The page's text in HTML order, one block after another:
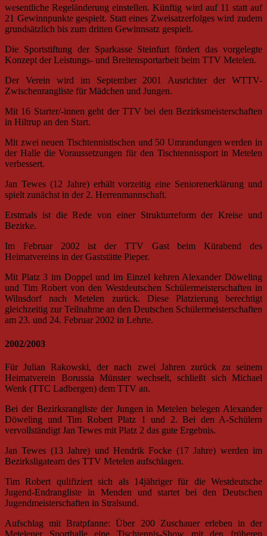
wesentliche Regeländerung einstellen. Künftig wird auf 11 statt auf
21 Gewinnpunkte gespielt. Statt eines Zweisatzerfolges wird zudem
grundsätzlich bis zum dritten Gewinnsatz gespielt.
Die Sportstiftung der Sparkasse Steinfurt fördert das vorgelegte
Konzept der Leistungs- und Breitensportarbeit beim TTV Metelen.
Der Verein wird im September 2001 Ausrichter der WTTV-
Zwischenrangliste für Mädchen und Jungen.
Mit 16 Starter/-innen geht der TTV bei den Bezirksmeisterschaften
in Hiltrup an den Start.
Mit zwei neuen Tischtennistischen und 50 Umrandungen werden in
der Halle die Voraussetzungen für den Tischtennissport in Metelen
verbessert.
Jan Tewes (12 Jahre) erhält vorzeitig eine Seniorenerklärung und
spielt zunächst in der 2. Herrenmannschaft.
Erstmals ist die Rede von einer Strukturreform der Kreise und
Bezirke.
Im Februar 2002 ist der TTV Gast beim Kürabend des
Heimatvereins in der Gaststätte Pieper.
Mit Platz 3 im Doppel und im Einzel kehren Alexander Döweling
und Tim Robert von den Westdeutschen Schülermeisterschaften in
Wilnsdorf nach Metelen zurück. Diese Platzierung berechtigt
gleichzeitig zur Teilnahme an den Deutschen Schülermeisterschaften
am 23. und 24. Februar 2002 in Lehrte.
2002/2003
Für Julian Rakowski, der nach zwei Jahren zurück zu seinem
Heimatverein Borussia Münster wechselt, schließt sich Michael
Wenk (TTC Ladbergen) dem TTV an.
Bei der Bezirksrangliste der Jungen in Metelen belegen Alexander
Döweling und Tim Robert Platz 1 und 2. Bei den A-Schülern
vervollständigt Jan Tewes mit Platz 2 das gute Ergebnis.
Jan Tewes (13 Jahre) und Hendrik Focke (17 Jahre) werden im
Bezirksligateam des TTV Metelen aufschlagen.
Tim Robert qulifiziert sich als 14jähriger für die Westdeutsche
Jugend-Endrangliste in Menden und startet bei den Deutschen
Jugendmeisterschaften in Stralsund.
Aufschlag mit Bratpfanne: Über 200 Zuschauer erleben in der
Metelener Sporthalle eine Tischtennis-Show mit den früheren